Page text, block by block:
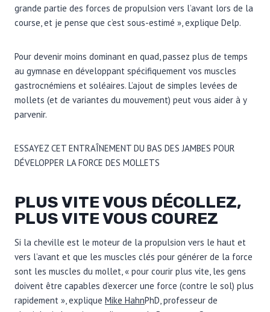
grande partie des forces de propulsion vers l’avant lors de la
course, et je pense que c’est sous-estimé », explique Delp.
Pour devenir moins dominant en quad, passez plus de temps
au gymnase en développant spécifiquement vos muscles
gastrocnémiens et soléaires. L’ajout de simples levées de
mollets (et de variantes du mouvement) peut vous aider à y
parvenir.
ESSAYEZ CET ENTRAÎNEMENT DU BAS DES JAMBES POUR
DÉVELOPPER LA FORCE DES MOLLETS
PLUS VITE VOUS DÉCOLLEZ,
PLUS VITE VOUS COUREZ
Si la cheville est le moteur de la propulsion vers le haut et
vers l’avant et que les muscles clés pour générer de la force
sont les muscles du mollet, « pour courir plus vite, les gens
doivent être capables d’exercer une force (contre le sol) plus
rapidement », explique Mike HahnPhD, professeur de